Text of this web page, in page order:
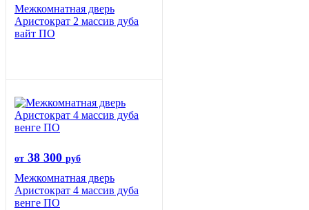
Межкомнатная дверь
Аристократ 2 массив дуба
вайт ПО
от 38 300 руб
Межкомнатная дверь
Аристократ 4 массив дуба
венге ПО